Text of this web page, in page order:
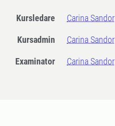
Kursledare Carina Sandor
Kursadmin Carina Sandor
Examinator Carina Sandor